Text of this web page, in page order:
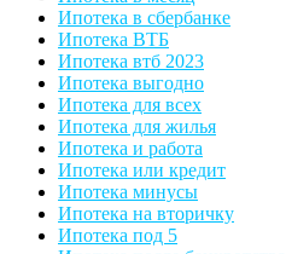
Ипотека в сбербанке
Ипотека ВТБ
Ипотека втб 2023
Ипотека выгодно
Ипотека для всех
Ипотека для жилья
Ипотека и работа
Ипотека или кредит
Ипотека минусы
Ипотека на вторичку
Ипотека под 5